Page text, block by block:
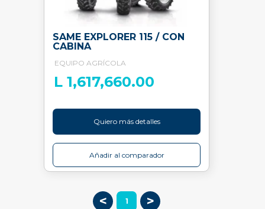
SAME EXPLORER 115 / CON
CABINA
EQUIPO AGRÍCOLA
L 1,617,660.00
Quiero más detalles
Añadir al comparador
< 1 >